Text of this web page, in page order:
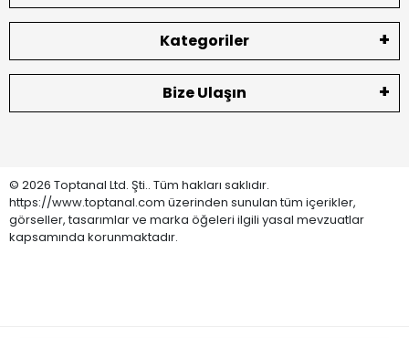
Kategoriler
Bize Ulaşın
© 2026 Toptanal Ltd. Şti.. Tüm hakları saklıdır.
https://www.toptanal.com üzerinden sunulan tüm içerikler,
görseller, tasarımlar ve marka öğeleri ilgili yasal mevzuatlar
kapsamında korunmaktadır.